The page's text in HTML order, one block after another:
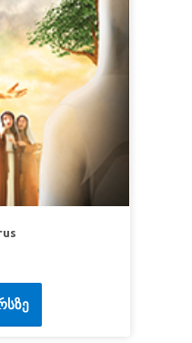
案
怜悯和善意。
要爱你们的仇敌，
音 5:44 (和合本)
。
地感动我。”列王纪